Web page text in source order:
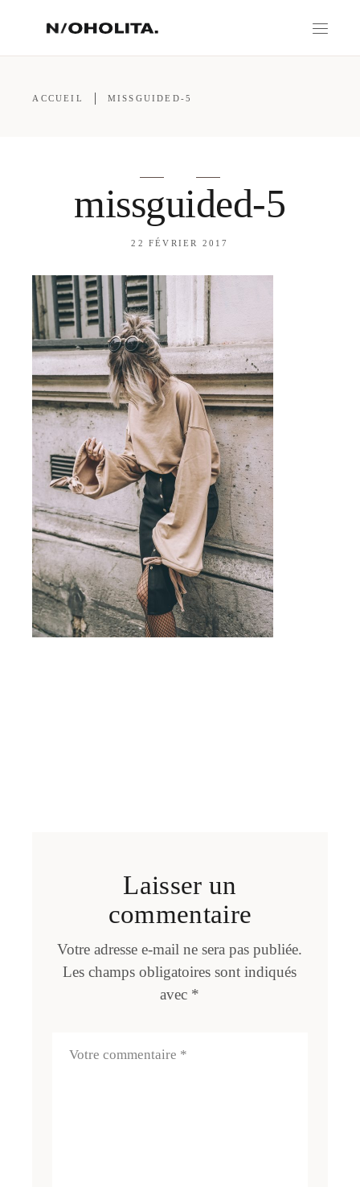
ACCUEIL MISSGUIDED-5
missguided-5
22 FÉVRIER 2017
Laisser un
commentaire
Votre adresse e-mail ne sera pas publiée.
Les champs obligatoires sont indiqués
avec *